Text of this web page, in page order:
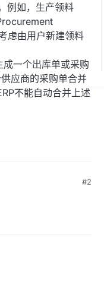
例如，生产领料
虑由用户新建领料
一个出库单或采购
应商的采购单合并
不能自动合并上述
#2